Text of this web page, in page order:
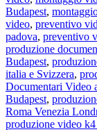
Budapest,
video, preventivo
padova, preventivo
produzione
Budapest,
italia e Svizzera,
Documentari Video
Budapest,
Roma Venezia
produzione video